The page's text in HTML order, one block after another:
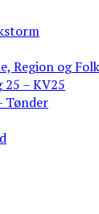
Region og
25 – KV25
Tønder